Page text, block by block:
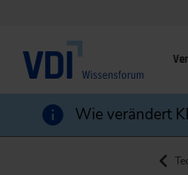
Wie verändert